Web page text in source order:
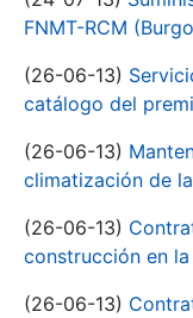
FNMT-RCM
(26-06-13)
catálogo del
(26-06-13)
climatización de
(26-06-13)
construcción en la
(26-06-13)